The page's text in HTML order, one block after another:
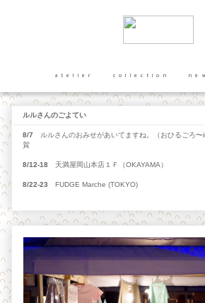
atelier collection
ルルさんのごよてい
8/7 ルルさんのおみせがあいてますね。（おひるごろ〜
賀
8/12-18 天満屋岡山本店１Ｆ（OKAYAMA）
8/22-23 FUDGE Marche (TOKYO)